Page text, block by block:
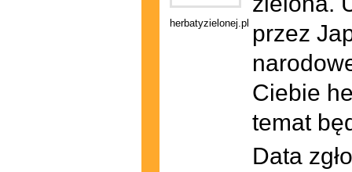
herbatyzielonej.pl przez
Ciebie
temat
Data